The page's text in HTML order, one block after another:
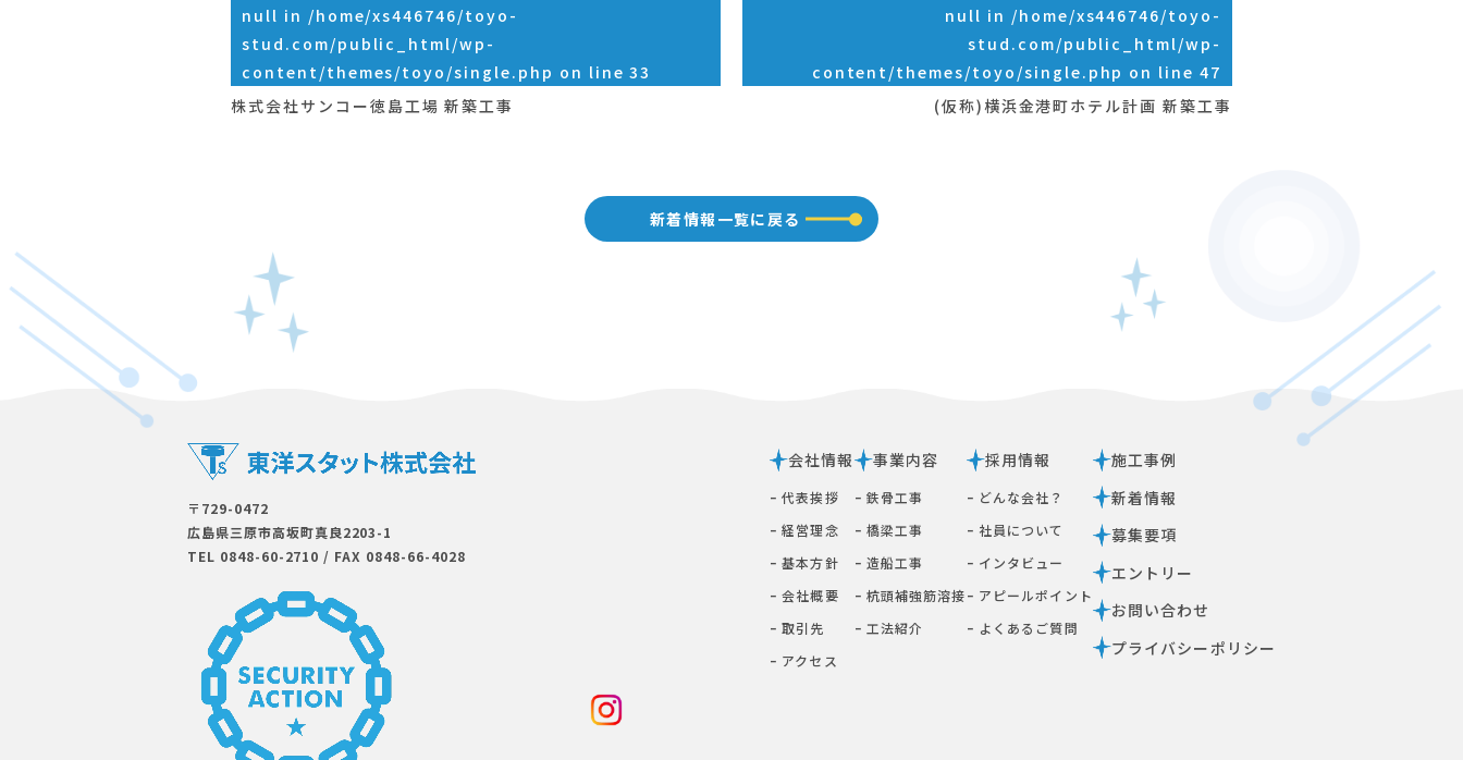
null in /home/xs446746/toyo-
stud.com/public_html/wp-
content/themes/toyo/single.php on line33
株式会社サンコー徳島工場 新築工事
null in /home/xs446746/toyo-
stud.com/public_html/wp-
content/themes/toyo/single.php on line47
(仮称)横浜金港町ホテル計画 新築工事
新着情報一覧に戻る
〒729-0472
広島県三原市⾼坂町真良2203-1
TEL 0848-60-2710 / FAX 0848-66-4028
会社情報
ｰ 代表挨拶
ｰ 経営理念
ｰ 基本⽅針
ｰ 会社概要
ｰ 取引先
ｰ アクセス
事業内容
ｰ 鉄⾻⼯事
ｰ 橋梁⼯事
ｰ 造船工事
ｰ 杭頭補強筋溶接
ｰ ⼯法紹介
採用情報
ｰ どんな会社？
ｰ 社員について
ｰ インタビュー
ｰ アピールポイント
ｰ よくあるご質問
施工事例
新着情報
募集要項
エントリー
お問い合わせ
プライバシーポリシー